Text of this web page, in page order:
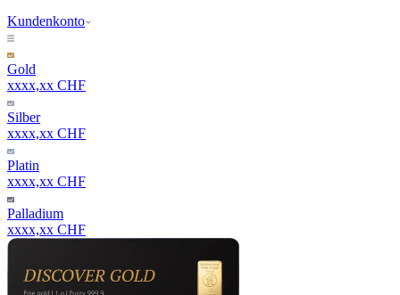
Kundenkonto
Gold
xxxx,xx CHF
Silber
xxxx,xx CHF
Platin
xxxx,xx CHF
Palladium
xxxx,xx CHF